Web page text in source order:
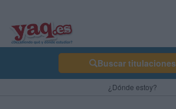
Buscar titulaciones
¿Dónde estoy?